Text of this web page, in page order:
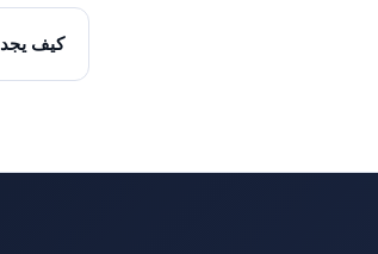
كيف يجد CryptoSwap أفضل سعر؟